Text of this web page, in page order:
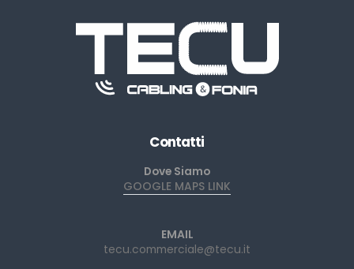
Contatti
Dove Siamo
GOOGLE MAPS LINK
EMAIL
tecu.commerciale@tecu.it